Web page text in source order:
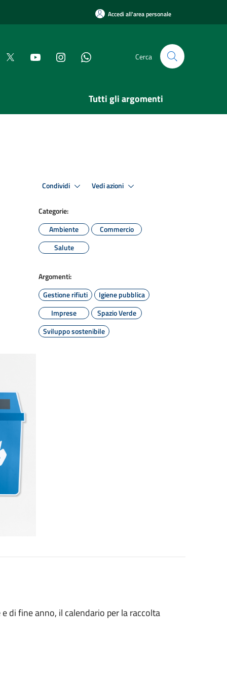
Accedi all'area personale
Cerca
Tutti gli argomenti
Condividi Vedi azioni
Categorie:
Ambiente
Commercio
Salute
Argomenti:
Gestione rifiuti
Igiene pubblica
Imprese
Spazio Verde
Sviluppo sostenibile
di fine anno, il calendario per la raccolta